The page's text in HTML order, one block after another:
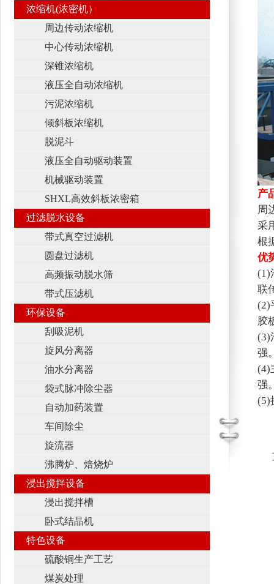
浓缩机(浓密机）
周边传动浓缩机
中心传动浓缩机
深锥浓缩机
液压全自动浓缩机
污泥浓缩机
倾斜板浓缩机
脱泥斗
液压全自动驱动装置
机械驱动装置
SHXL高效斜板浓密箱
过滤脱水设备
带式真空过滤机
圆盘过滤机
高频振动脱水筛
带式压滤机
环保设备
刮吸泥机
旋风分离器
油水分离器
袋式脉冲除尘器
自动加药装置
车间除尘
旋流器
沸腾炉、焙烧炉
浸出搅拌设备
浸出搅拌槽
卧式结晶机
特色设备
硫酸铜生产工艺
煤炭处理
产
周
采
根
优
(1)
联
(2)
胶
(3)
强
(4)
强
(5)